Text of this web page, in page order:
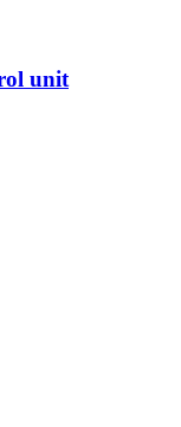
unit